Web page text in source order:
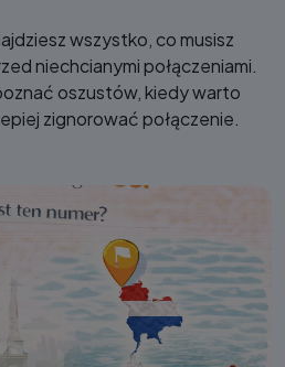
wszystko, co musisz
niechcianymi połączeniami.
oszustów, kiedy warto
zignorować połączenie.